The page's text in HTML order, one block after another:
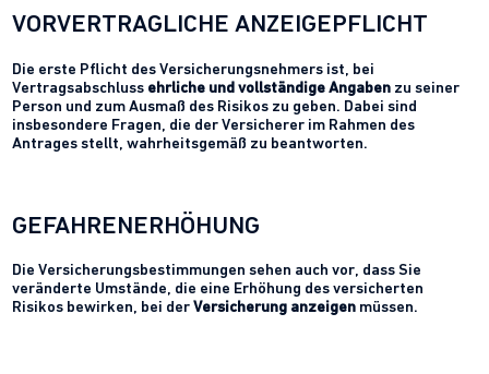
VORVERTRAGLICHE ANZEIGEPFLICHT
Die erste Pflicht des Versicherungsnehmers ist, bei
Vertragsabschluss ehrliche und vollständige Angaben zu seiner
Person und zum Ausmaß des Risikos zu geben. Dabei sind
insbesondere Fragen, die der Versicherer im Rahmen des
Antrages stellt, wahrheitsgemäß zu beantworten.
GEFAHRENERHÖHUNG
Die Versicherungsbestimmungen sehen auch vor, dass Sie
veränderte Umstände, die eine Erhöhung des versicherten
Risikos bewirken, bei derVersicherung anzeigen müssen.